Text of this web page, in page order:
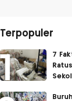
Terpopuler
7